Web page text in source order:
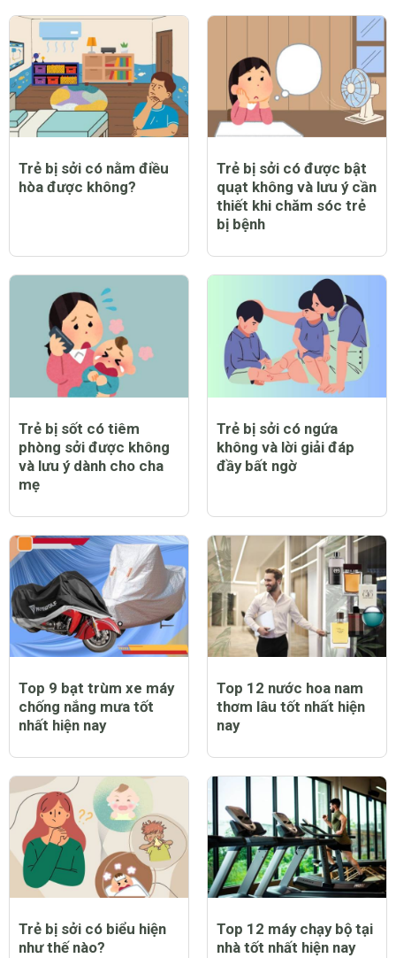
Trẻ bị sởi có nằm điều
hòa được không?
Trẻ bị sởi có được bật
quạt không và lưu ý cần
thiết khi chăm sóc trẻ
bị bệnh
Trẻ bị sốt có tiêm
phòng sởi được không
và lưu ý dành cho cha
mẹ
Trẻ bị sởi có ngứa
không và lời giải đáp
đầy bất ngờ
Top 9 bạt trùm xe máy
chống nắng mưa tốt
nhất hiện nay
Top 12 nước hoa nam
thơm lâu tốt nhất hiện
nay
Trẻ bị sởi có biểu hiện
như thế nào?
Top 12 máy chạy bộ tại
nhà tốt nhất hiện nay